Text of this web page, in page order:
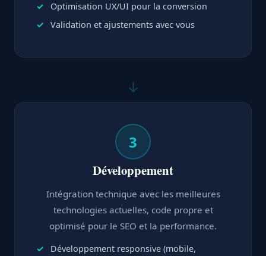
Optimisation UX/UI pour la conversion
Validation et ajustements avec vous
↓
3
Développement
Intégration technique avec les meilleures
technologies actuelles, code propre et
optimisé pour le SEO et la performance.
Développement responsive (mobile,